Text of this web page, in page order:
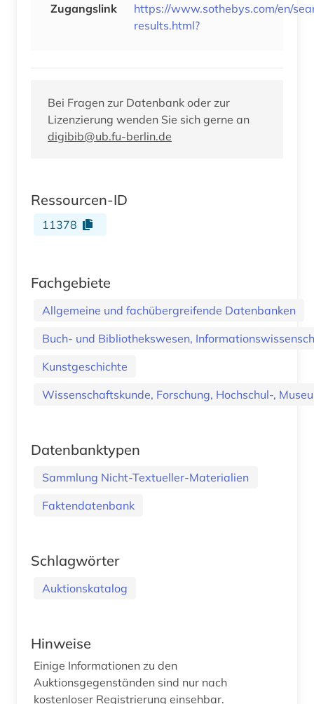
Zugangslink
https://www.sothebys.com/en/
results.html?
Bei Fragen zur Datenbank oder zur
Lizenzierung wenden Sie sich gerne an
digibib@ub.fu-berlin.de
Ressourcen-ID
11378
Fachgebiete
Allgemeine und fachübergreifende Datenbanken
Buch- und Bibliothekswesen,
Kunstgeschichte
Wissenschaftskunde, Forschung, Hochschul-,
Datenbanktypen
Sammlung Nicht-Textueller-Materialien
Faktendatenbank
Schlagwörter
Auktionskatalog
Hinweise
Einige Informationen zu den
Auktionsgegenständen sind nur nach
kostenloser Registrierung einsehbar.